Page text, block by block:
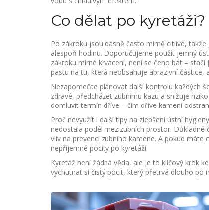
Co dělat po kyretáži?
Po zákroku jsou dásně často mírně citlivé,
alespoň hodinu. Doporučujeme použít jemný
zákroku mírné krvácení, není se čeho bát –
pastu na tu, která neobsahuje abrazivní částice,
Nezapomeňte plánovat další kontrolu každých
zdravé, předcházet zubnímu kazu a snižuje
domluvit termín dříve – čím dříve kamení
Proč nevyužít i další tipy na zlepšení ústní
nedostala podél mezizubních prostor. Důkladné
vliv na prevenci zubního kamene. A pokud máte
nepříjemné pocity po kyretáži.
Kyretáž není žádná věda, ale je to klíčový krok
vychutnat si čistý pocit, který přetrvá dlouho po